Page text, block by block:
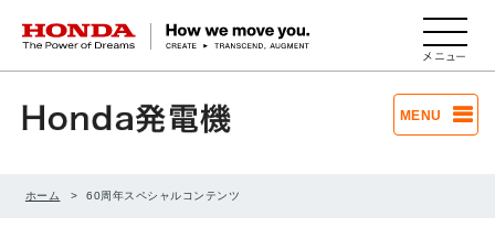
HONDA The Power of Dreams
MENU
ホーム 60周年スペシャルコンテンツ